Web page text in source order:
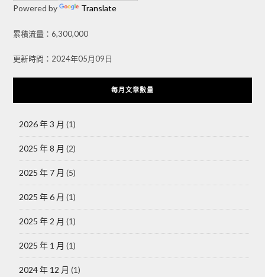
Powered by Translate
累積流量：6,300,000
更新時間：2024年05月09日
每月文章數量
2026 年 3 月 (1)
2025 年 8 月 (2)
2025 年 7 月 (5)
2025 年 6 月 (1)
2025 年 2 月 (1)
2025 年 1 月 (1)
2024 年 12 月 (1)